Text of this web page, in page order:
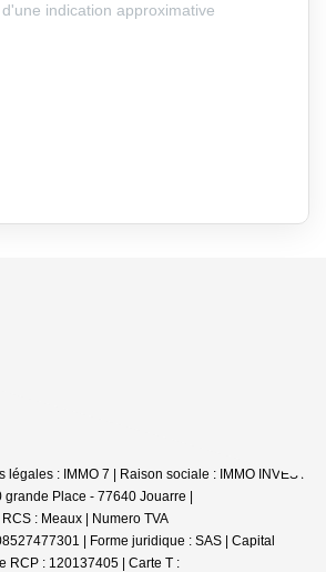
légales : IMMO 7 | Raison sociale : IMMO INVEST
grande Place - 77640 Jouarre |
: Meaux | Numero TVA
| Forme juridique : SAS | Capital
RCP : 120137405 | Carte T :